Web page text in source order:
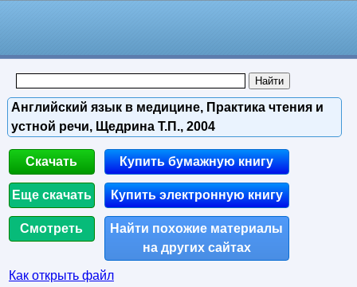
Английский язык в медицине, Практика чтения и
устной речи, Щедрина Т.П., 2004
Скачать
Еще скачать
Смотреть
Купить бумажную книгу
Купить электронную книгу
Найти похожие материалы
на других сайтах
Как открыть файл